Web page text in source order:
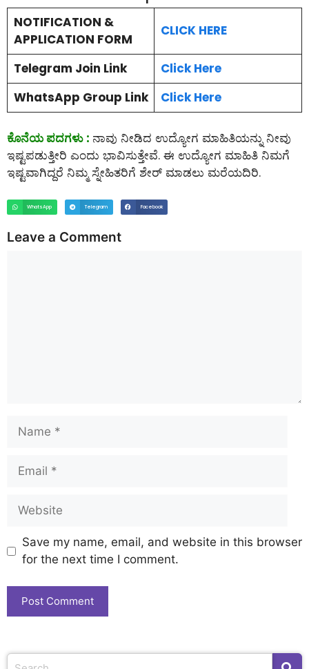
NOTIFICATION &
APPLICATION FORM
CLICK HERE
Telegram Join Link
Click Here
WhatsApp Group Link
Click Here
ಕೊನೆಯ ಪದಗಳು : ನಾವು ನೀಡಿದ ಉದ್ಯೋಗ ಮಾಹಿತಿಯನ್ನು ನೀವು
ಇಷ್ಟಪಡುತ್ತೀರಿ ಎಂದು ಭಾವಿಸುತ್ತೇವೆ. ಈ ಉದ್ಯೋಗ ಮಾಹಿತಿ ನಿಮಗೆ
ಇಷ್ಟವಾಗಿದ್ದರೆ ನಿಮ್ಮ ಸ್ನೇಹಿತರಿಗೆ ಶೇರ್ ಮಾಡಲು ಮರೆಯದಿರಿ.
WhatsApp Telegram Facebook
Leave a Comment
Save my name, email, and website in this browser
for the next time I comment.